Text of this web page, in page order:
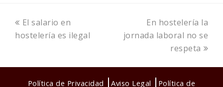
previous
post:
El salario en
hostelería es ilegal
next
post:
En hostelería la
jornada laboral no se
respeta
Política de Privacidad Aviso Legal Política de